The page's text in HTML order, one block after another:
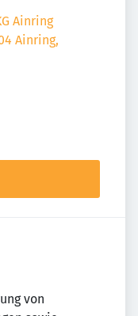
Ainring
Ainring,
von